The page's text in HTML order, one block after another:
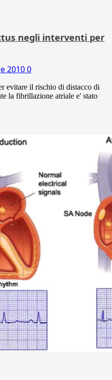
negli interventi per
20100
evitare il rischio di distacco di
la fibrillazione atriale e' stato